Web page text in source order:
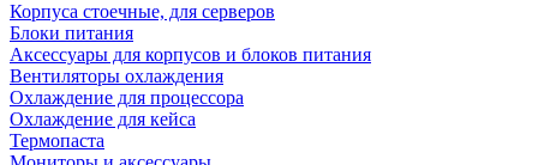
Корпуса стоечные, для серверов
Блоки питания
Аксессуары для корпусов и блоков питания
Вентиляторы охлаждения
Охлаждение для процессора
Охлаждение для кейса
Термопаста